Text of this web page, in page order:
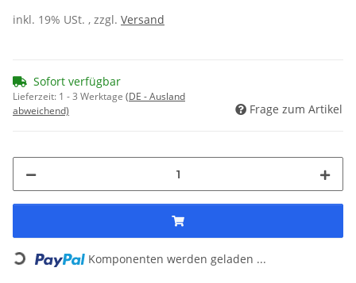
inkl. 19% USt. , zzgl. Versand
Sofort verfügbar
Lieferzeit: 1 - 3 Werktage (DE - Ausland
abweichend)
Frage zum Artikel
Loading... Komponenten werden geladen ...